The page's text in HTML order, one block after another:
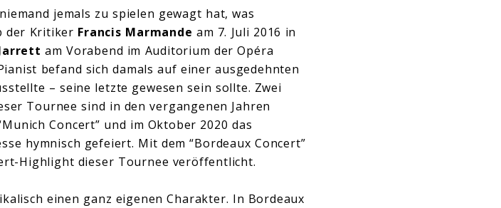
jemals zu spielen gewagt hat, was
der Kritiker Francis Marmande am 7. Juli 2016 in
am Vorabend im Auditorium der Opéra
befand sich damals auf einer ausgedehnten
– seine letzte gewesen sein sollte. Zwei
Tournee sind in den vergangenen Jahren
Concert” und im Oktober 2020 das
hymnisch gefeiert. Mit dem “Bordeaux Concert”
Highlight dieser Tournee veröffentlicht.
einen ganz eigenen Charakter. In Bordeaux